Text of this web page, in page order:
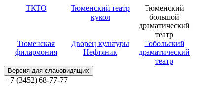
ТКТО
Тюменский театр
кукол
Тюменский
большой
драматический
театр
Тюменская
филармония
Дворец культуры
Нефтяник
Тобольский
драматический
театр
Версия для слабовидящих
+7 (3452) 68-77-77